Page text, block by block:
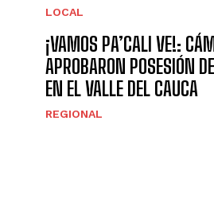
LOCAL
¡VAMOS PA’CALI VE!:
APROBARON POSESIÓN
EN EL VALLE DEL CAUCA
REGIONAL